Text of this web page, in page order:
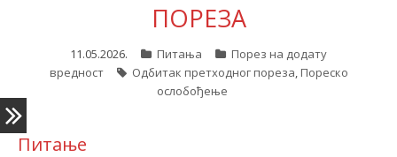
Претплата
ПОРЕЗА
11.05.2026. Питања
Порез на додату
вредност
Одбитак претходног пореза, Пореско
ослобођење
Питање